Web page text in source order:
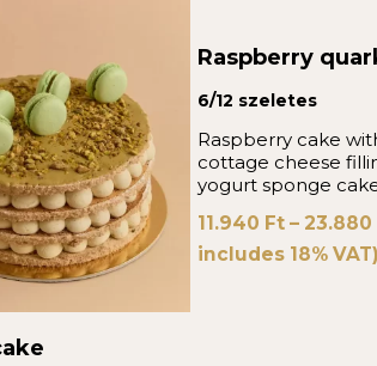
Raspberry
6/12 szeletes
Raspberry cake
cottage cheese
yogurt sponge
11.940 Ft– 23.880
includes 18% VAT)